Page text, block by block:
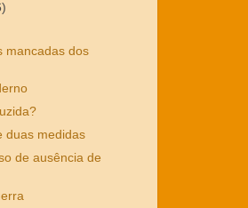
mancadas dos
duas medidas
de ausência de